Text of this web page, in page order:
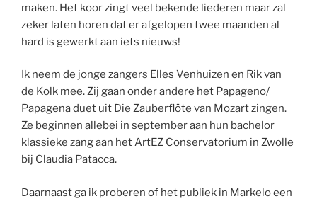
maken. Het koor zingt veel bekende liederen maar zal
zeker laten horen dat er afgelopen twee maanden al
hard is gewerkt aan iets nieuws!
Ik neem de jonge zangers Elles Venhuizen en Rik van
de Kolk mee. Zij gaan onder andere het Papageno/
Papagena duet uit Die Zauberflöte van Mozart zingen.
Ze beginnen allebei in september aan hun bachelor
klassieke zang aan het ArtEZ Conservatorium in Zwolle
bij Claudia Patacca.
Daarnaast ga ik proberen of het publiek in Markelo een